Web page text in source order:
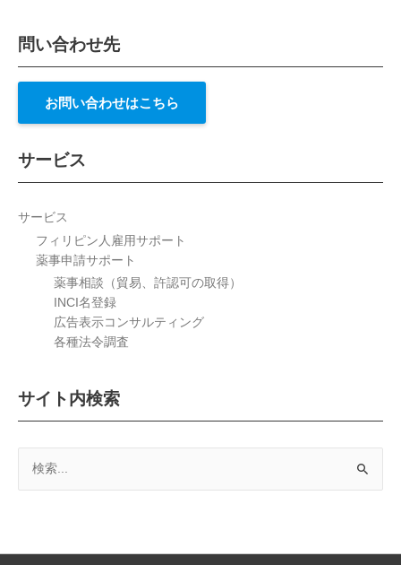
問い合わせ先
お問い合わせはこちら
サービス
サービス
フィリピン人雇用サポート
薬事申請サポート
薬事相談（貿易、許認可の取得）
INCI名登録
広告表示コンサルティング
各種法令調査
サイト内検索
索